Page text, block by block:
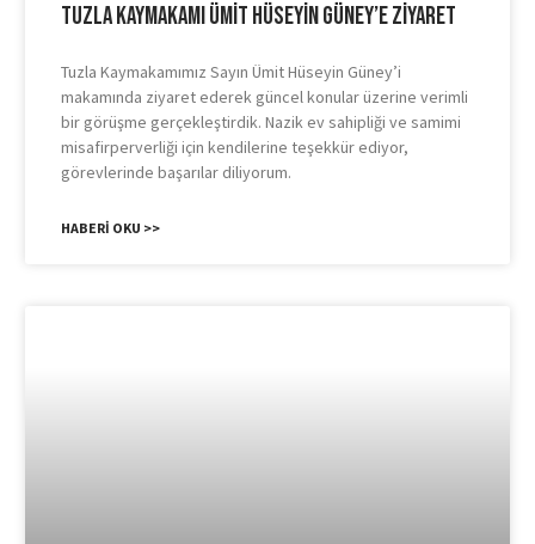
Tuzla Kaymakamı Ümit Hüseyin Güney’e Ziyaret
Tuzla Kaymakamımız Sayın Ümit Hüseyin Güney’i
makamında ziyaret ederek güncel konular üzerine verimli
bir görüşme gerçekleştirdik. Nazik ev sahipliği ve samimi
misafirperverliği için kendilerine teşekkür ediyor,
görevlerinde başarılar diliyorum.
HABERI OKU >>